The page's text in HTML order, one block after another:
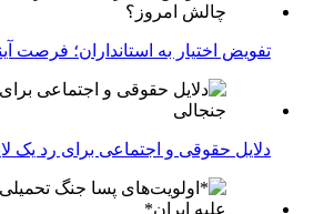
تفویض اختیار به استانداران؛ فرصت
دلایل حقوقی و اجتماعی برای رد یک